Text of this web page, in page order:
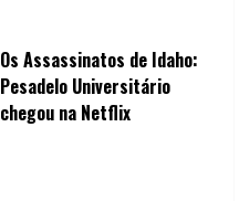
Os Assassinatos de Idaho:
Pesadelo Universitário
chegou na Netflix